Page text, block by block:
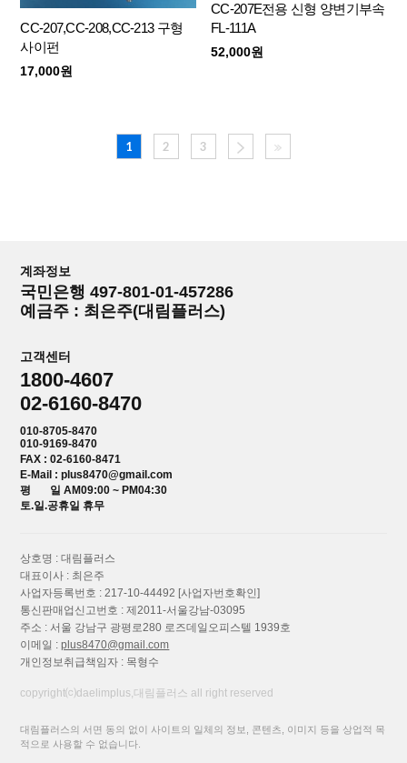
CC-207,CC-208,CC-213 구형
사이펀
17,000원
CC-207E전용 신형 양변기부속
FL-111A
52,000원
1 2 3
계좌정보
국민은행 497-801-01-457286
예금주 : 최은주(대림플러스)
고객센터
1800-4607
02-6160-8470
010-8705-8470
010-9169-8470
FAX : 02-6160-8471
E-Mail : plus8470@gmail.com
평 일 AM09:00 ~ PM04:30
토.일.공휴일 휴무
상호명 : 대림플러스
대표이사 : 최은주
사업자등록번호 : 217-10-44492 [사업자번호확인]
통신판매업신고번호 : 제2011-서울강남-03095
주소 : 서울 강남구 광평로280 로즈데일오피스텔 1939호
이메일 :plus8470@gmail.com
개인정보취급책임자 : 목형수
copyright⒞daelimplus,대림플러스 all right reserved
대림플러스의 서면 동의 없이 사이트의 일체의 정보, 콘텐츠, 이미지 등을 상업적 목
적으로 사용할 수 없습니다.